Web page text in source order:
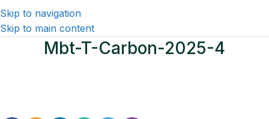
Skip to navigation
Skip to main content
Mbt-T-Carbon-2025-4